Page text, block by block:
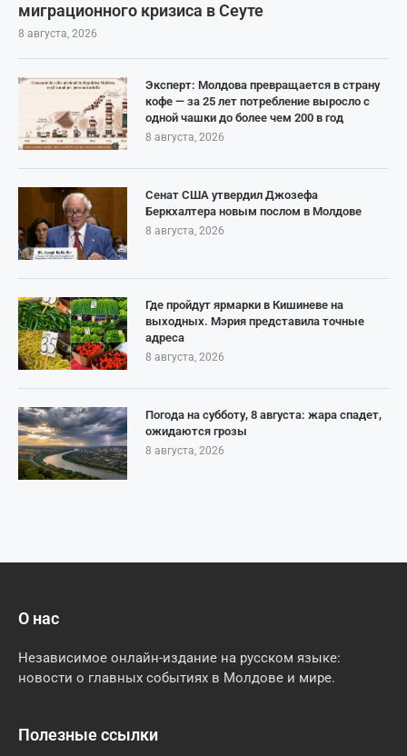
миграционного кризиса в Сеуте
8 августа, 2026
Эксперт: Молдова превращается в страну
кофе — за 25 лет потребление выросло с
одной чашки до более чем 200 в год
8 августа, 2026
Сенат США утвердил Джозефа
Беркхалтера новым послом в Молдове
8 августа, 2026
Где пройдут ярмарки в Кишиневе на
выходных. Мэрия представила точные
адреса
8 августа, 2026
Погода на субботу, 8 августа: жара спадет,
ожидаются грозы
8 августа, 2026
О нас
Независимое онлайн-издание на русском языке:
новости о главных событиях в Молдове и мире.
Полезные ссылки